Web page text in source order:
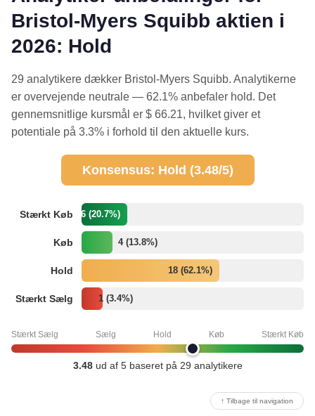
Bristol-Myers Squibb aktien i
2026: Hold
29 analytikere dækker Bristol-Myers Squibb. Analytikerne
er overvejende neutrale — 62.1% anbefaler hold. Det
gennemsnitlige kursmål er $ 66.21, hvilket giver et
potentiale på 3.3% i forhold til den aktuelle kurs.
Konsensus: Hold (3.48/5)
Stærkt Køb 6 (20.7%)
Køb 4 (13.8%)
Hold 18 (62.1%)
Stærkt Sælg 1 (3.4%)
Stærkt Sælg Sælg Hold Køb Stærkt Køb
3.48ud af 5 baseret på 29 analytikere
↑ Tilbage til navigation